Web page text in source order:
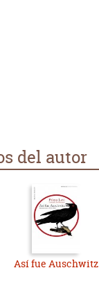
del autor
Así fue Auschwitz